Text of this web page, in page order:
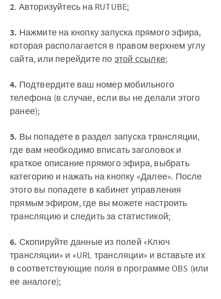
2. Авторизуйтесь на RUTUBE;
3. Нажмите на кнопку запуска прямого эфира,
которая располагается в правом верхнем углу
сайта, или перейдите по этой ссылке;
4. Подтвердите ваш номер мобильного
телефона (в случае, если вы не делали этого
ранее);
5. Вы попадете в раздел запуска трансляции,
где вам необходимо вписать заголовок и
краткое описание прямого эфира, выбрать
категорию и нажать на кнопку «‎Далее». После
этого вы попадете в кабинет управления
прямым эфиром, где вы можете настроить
трансляцию и следить за статистикой;
6. Скопируйте данные из полей «‎Ключ
трансляции» и «‎URL трансляции» и вставьте их
в соответствующие поля в программе OBS (или
ее аналоге);